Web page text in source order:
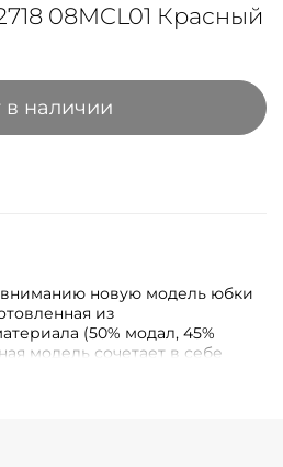
08MCL01 Красный
в наличии
новую модель юбки
из
(50% модал, 45%
модель сочетает в себе
оттенок добавляет